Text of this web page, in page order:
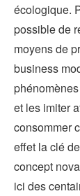
écologique.
possible de
moyens de
business
et les imiter
consommer
effet la clé
concept
ici des